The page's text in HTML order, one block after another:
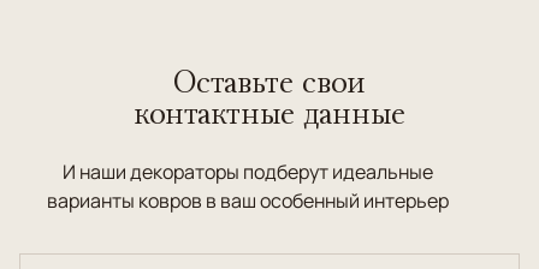
Оставьте свои
контактные данные
И наши декораторы подберут идеальные
варианты ковров в ваш особенный интерьер